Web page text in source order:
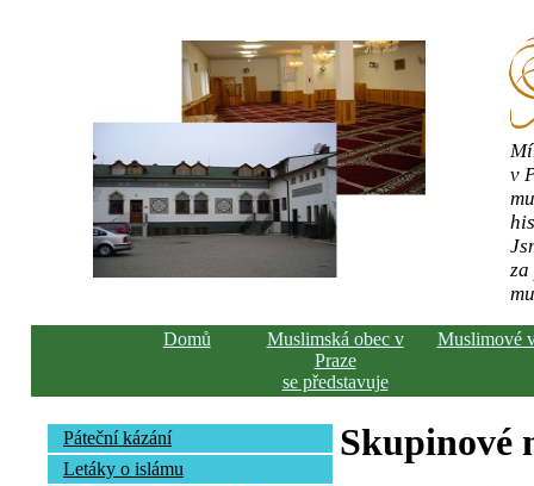
v
Domů
Muslimská obec v
Praze
se představuje
Muslimové
Páteční kázání
Letáky o islámu
Skupinové